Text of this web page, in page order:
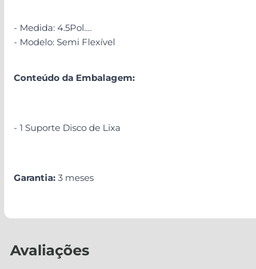
- Medida: 4.5Pol.
- Modelo: Semi Flexível
Conteúdo da Embalagem:
- 1 Suporte Disco de Lixa
Garantia: 3 meses
Avaliações